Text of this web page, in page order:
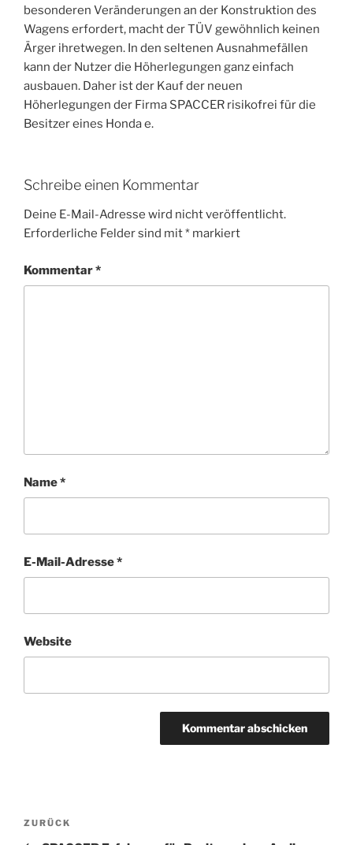
besonderen Veränderungen an der Konstruktion des
Wagens erfordert, macht der TÜV gewöhnlich keinen
Ärger ihretwegen. In den seltenen Ausnahmefällen
kann der Nutzer die Höherlegungen ganz einfach
ausbauen. Daher ist der Kauf der neuen
Höherlegungen der Firma SPACCER risikofrei für die
Besitzer eines Honda e.
Schreibe einen Kommentar
Deine E-Mail-Adresse wird nicht veröffentlicht.
Erforderliche Felder sind mit* markiert
Kommentar*
Name*
E-Mail-Adresse*
Website
Beitragsnavigation
Vorheriger
ZURÜCK